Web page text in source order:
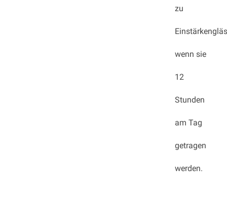
zu
wenn sie
12
Stunden
am Tag
getragen
werden.